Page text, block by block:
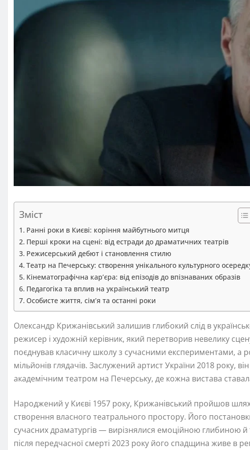
Зміст
Ранні роки в Києві: коріння майбутнього митця
Перші кроки на сцені: від естради до драматичних театрів
Режисерський дебют і становлення стилю
Театр на Печерську: створення унікального культурного
Кінематографічна кар’єра: від епізодів до впізнаваних образів
Педагогіка та вплив на український театр
Особисте життя, сім’я та останні роки
Олександр Крижанівський залишив глибокий слід в
режисер і художній керівник, який перетворив невелику
поєднував класичну школу з сучасними експериментами, а
мільйонів глядачів. Заслужений артист України 2018 року,
академічним театром на Печерську, де кожна вистава
Народжений у Києві 1957 року, Крижанівський пройшов шлях
створення власного театрального простору. Його
сучасних драматургів — вирізнялися емоційною глибиною й
після передчасної смерті 2023 року його спадщина живе в